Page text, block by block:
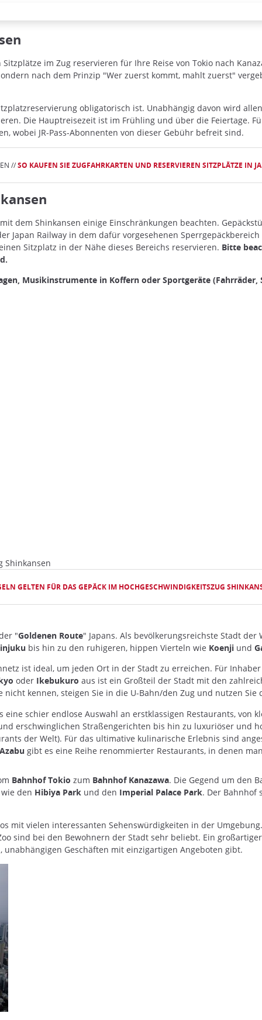
im Zug reservieren für Ihre Reise von Tokio nach
nach dem Prinzip "Wer zuerst kommt, mahlt zuerst"
obligatorisch ist. Unabhängig davon wird
Die Hauptreisezeit ist im Frühling und über die Feiertage.
wobei JR-Pass-Abonnenten von dieser Gebühr befreit sind.
//SO KAUFEN SIE ZUGFAHRKARTEN UND RESERVIEREN SITZPLÄTZE IN
dem Shinkansen einige Einschränkungen beachten.
Japan Railway in dem dafür vorgesehenen
Sitzplatz in der Nähe dieses Bereichs reservieren. Bitte
Musikinstrumente in Koffern oder Sportgeräte
Shinkansen
GELTEN FÜR DAS GEPÄCK IM HOCHGESCHWINDIGKEITSZUG
"Goldenen Route" Japans. Als bevölkerungsreichste Stadt
bis hin zu den ruhigeren, hippen Vierteln wie Koenji und
ist ideal, um jeden Ort in der Stadt zu erreichen. Für
oder Ikebukuro aus ist ein Großteil der Stadt mit den
kennen, steigen Sie in die U-Bahn/den Zug und nutzen
eine schier endlose Auswahl an erstklassigen Restaurants, von
erschwinglichen Straßengerichten bis hin zu luxuriöser und
der Welt). Für das ultimative kulinarische Erlebnis sind
gibt es eine Reihe renommierter Restaurants, in denen
Bahnhof Tokio zum Bahnhof Kanazawa. Die Gegend um den
den Hibiya Park und den Imperial Palace Park. Der Bahnhof
mit vielen interessanten Sehenswürdigkeiten in der
sind bei den Bewohnern der Stadt sehr beliebt. Ein
unabhängigen Geschäften mit einzigartigen Angeboten gibt.